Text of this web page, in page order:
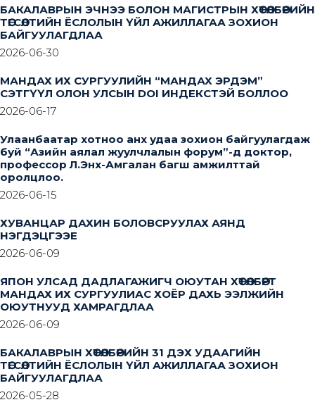
БАКАЛАВРЫН ЭЧНЭЭ БОЛОН МАГИСТРЫН ХӨТӨЛБӨРИЙН
ТӨГСӨЛТИЙН ЁСЛОЛЫН ҮЙЛ АЖИЛЛАГАА ЗОХИОН
БАЙГУУЛАГДЛАА
2026-06-30
МАНДАХ ИХ СУРГУУЛИЙН “МАНДАХ ЭРДЭМ”
СЭТГҮҮЛ ОЛОН УЛСЫН DOI ИНДЕКСТЭЙ БОЛЛОО
2026-06-17
Улаанбаатар хотноо анх удаа зохион байгуулагдаж
буй “Азийн аялал жуулчлалын форум”-д доктор,
профессор Л.Энх-Амгалан багш амжилттай
оролцлоо.
2026-06-15
ХУВАНЦАР ДАХИН БОЛОВСРУУЛАХ АЯНД
НЭГДЭЦГЭЭЕ
2026-06-09
ЯПОН УЛСАД ДАДЛАГАЖИГЧ ОЮУТАН ХӨТӨЛБӨРТ
МАНДАХ ИХ СУРГУУЛИАС ХОЁР ДАХЬ ЭЭЛЖИЙН
ОЮУТНУУД ХАМРАГДЛАА
2026-06-09
БАКАЛАВРЫН ХӨТӨЛБӨРИЙН 31 ДЭХ УДААГИЙН
ТӨГСӨЛТИЙН ЁСЛОЛЫН ҮЙЛ АЖИЛЛАГАА ЗОХИОН
БАЙГУУЛАГДЛАА
2026-05-28